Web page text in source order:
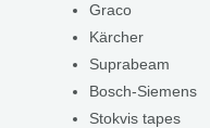
Graco
Kärcher
Suprabeam
Bosch-Siemens
Stokvis tapes